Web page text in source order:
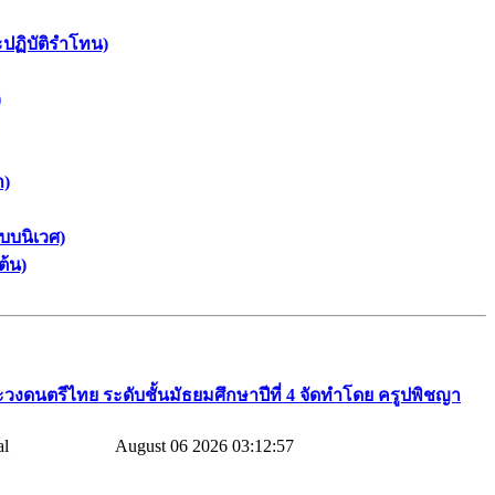
ฏิบัติรำโทน)
)
บนิเวศ)
น)
วงดนตรีไทย​ ระดับชั้นมัธยมศึกษาปีที่​ 4​ จัดทำโดย​ ครูปพิชญา​
August 06 2026 03:12:57